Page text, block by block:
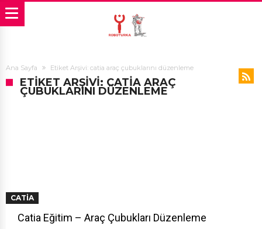
Ana Sayfa Etiket Arşivi: catia araç çubuklarını düzenleme
ETIKET ARŞIVI: CATIA ARAÇ
ÇUBUKLARINI DÜZENLEME
CATIA
Catia Eğitim – Araç Çubukları Düzenleme